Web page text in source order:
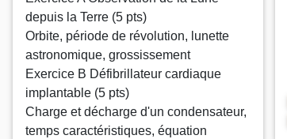
depuis la Terre (5 pts)
Orbite, période de révolution, lunette
astronomique, grossissement
Exercice B Défibrillateur cardiaque
implantable (5 pts)
Charge et décharge d'un condensateur,
temps caractéristiques, équation